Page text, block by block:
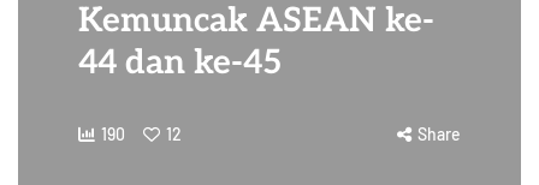
Kemuncak ASEAN ke-
44 dan ke-45
190 12 Share